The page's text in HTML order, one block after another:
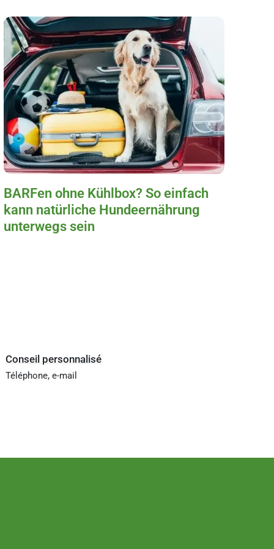
BARFen ohne Kühlbox? So einfach
kann natürliche Hundeernährung
unterwegs sein
Conseil personnalisé
Téléphone, e-mail